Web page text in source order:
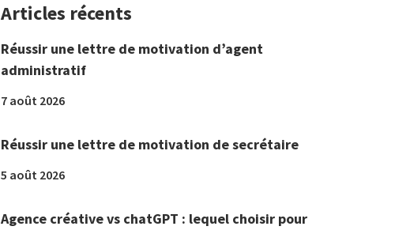
Articles récents
Réussir une lettre de motivation d’agent
administratif
7 août 2026
Réussir une lettre de motivation de secrétaire
5 août 2026
Agence créative vs chatGPT : lequel choisir pour